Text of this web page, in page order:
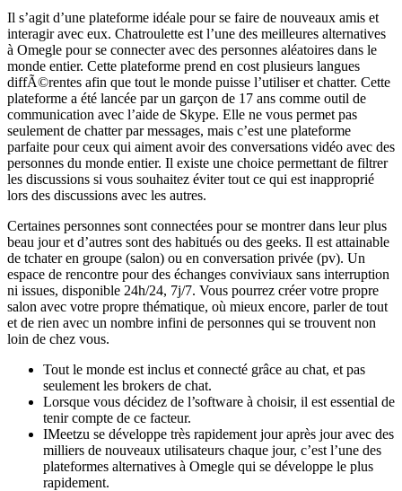
Il s’agit d’une plateforme idéale pour se faire de nouveaux amis et
interagir avec eux. Chatroulette est l’une des meilleures alternatives
à Omegle pour se connecter avec des personnes aléatoires dans le
monde entier. Cette plateforme prend en cost plusieurs langues
diffÃ©rentes afin que tout le monde puisse l’utiliser et chatter. Cette
plateforme a été lancée par un garçon de 17 ans comme outil de
communication avec l’aide de Skype. Elle ne vous permet pas
seulement de chatter par messages, mais c’est une plateforme
parfaite pour ceux qui aiment avoir des conversations vidéo avec des
personnes du monde entier. Il existe une choice permettant de filtrer
les discussions si vous souhaitez éviter tout ce qui est inapproprié
lors des discussions avec les autres.
Certaines personnes sont connectées pour se montrer dans leur plus
beau jour et d’autres sont des habitués ou des geeks. Il est attainable
de tchater en groupe (salon) ou en conversation privée (pv). Un
espace de rencontre pour des échanges conviviaux sans interruption
ni issues, disponible 24h/24, 7j/7. Vous pourrez créer votre propre
salon avec votre propre thématique, où mieux encore, parler de tout
et de rien avec un nombre infini de personnes qui se trouvent non
loin de chez vous.
Tout le monde est inclus et connecté grâce au chat, et pas
seulement les brokers de chat.
Lorsque vous décidez de l’software à choisir, il est essential de
tenir compte de ce facteur.
IMeetzu se développe très rapidement jour après jour avec des
milliers de nouveaux utilisateurs chaque jour, c’est l’une des
plateformes alternatives à Omegle qui se développe le plus
rapidement.